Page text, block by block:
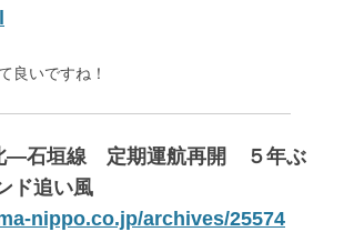
良いですね！
―石垣線 定期運航再開 ５年ぶ
ド追い風
nippo.co.jp/archives/25574